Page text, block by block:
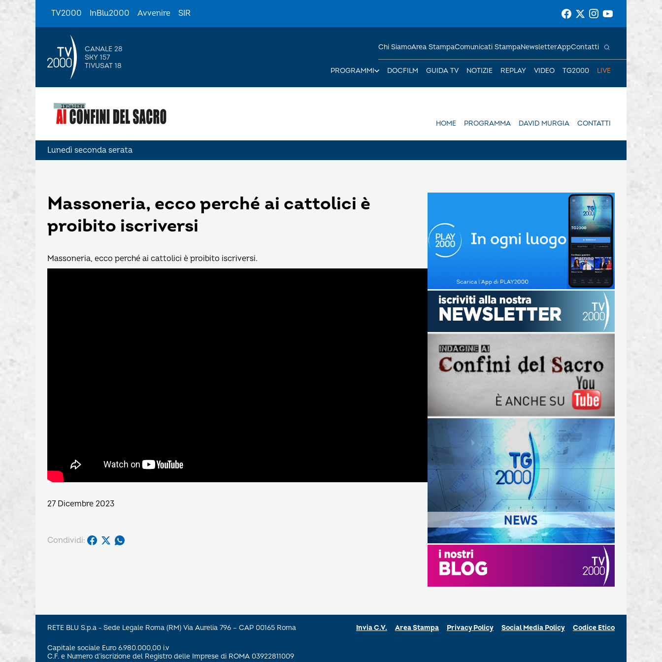
TV2000 InBlu2000 Avvenire SIR
CANALE 28
SKY 157
TIVUSAT 18
PROGRAMMI DOCFILM GUIDA TV NOTIZIE REPLAY VIDEO TG2000 LIVE
Chi SiamoArea StampaComunicati StampaNewsletterAppContatti
HOME PROGRAMMA DAVID MURGIA CONTATTI
Lunedì seconda serata
Massoneria, ecco perché ai cattolici è
proibito iscriversi
Massoneria, ecco perché ai cattolici è proibito iscriversi.
27 Dicembre 2023
Condividi:
RETE BLU S.p.a - Sede Legale Roma (RM) Via Aurelia 796 – CAP 00165 Roma
Capitale sociale Euro 6.980.000,00 i.v
C.F. e Numero d’iscrizione del Registro delle Imprese di ROMA 03922811009
Invia C.V. Area Stampa Privacy Policy Social Media Policy Codice Etico